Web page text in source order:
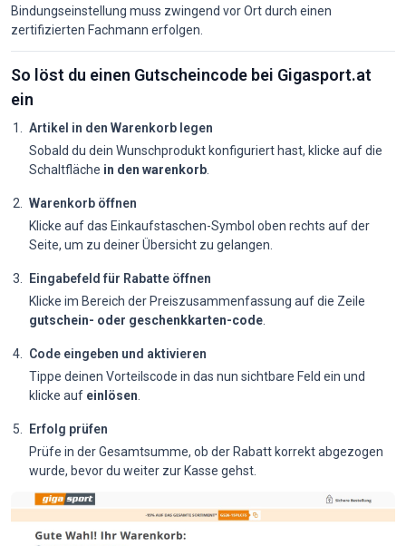
Bindungseinstellung muss zwingend vor Ort durch einen
zertifizierten Fachmann erfolgen.
So löst du einen Gutscheincode bei Gigasport.at
ein
Artikel in den Warenkorb legen
Sobald du dein Wunschprodukt konfiguriert hast, klicke auf die
Schaltfläche in den warenkorb
Warenkorb öffnen
Klicke auf das Einkaufstaschen-Symbol oben rechts auf der
Seite, um zu deiner Übersicht zu gelangen.
Eingabefeld für Rabatte öffnen
Klicke im Bereich der Preiszusammenfassung auf die Zeile
gutschein- oder geschenkkarten-code
Code eingeben und aktivieren
Tippe deinen Vorteilscode in das nun sichtbare Feld ein und
klicke auf einlösen
Erfolg prüfen
Prüfe in der Gesamtsumme, ob der Rabatt korrekt abgezogen
wurde, bevor du weiter zur Kasse gehst.